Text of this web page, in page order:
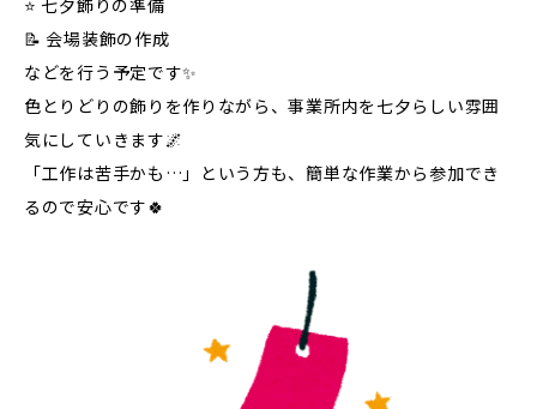
⭐ 七夕飾りの準備
📝 会場装飾の作成
などを行う予定です✨
色とりどりの飾りを作りながら、事業所内を七夕らしい雰囲
気にしていきます🌌
「工作は苦手かも…」という方も、簡単な作業から参加でき
るので安心です🍀